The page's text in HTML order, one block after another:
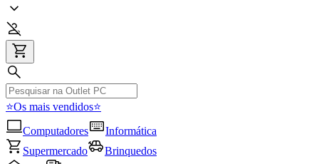
⭐Os mais vendidos⭐
Computadores
Informática
Supermercado
Brinquedos